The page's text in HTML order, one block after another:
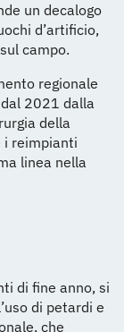
un decalogo
d’artificio,
campo.
regionale
2021 dalla
della
i reimpianti
linea nella
di fine anno, si
di petardi e
che